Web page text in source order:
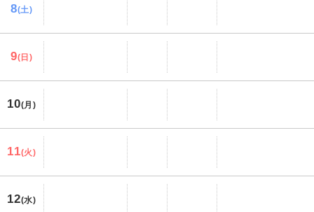
8(土)
9(日)
10(月)
11(火)
12(水)